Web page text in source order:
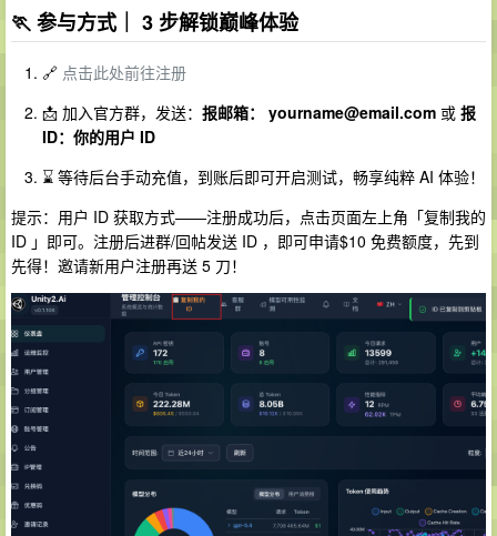
🏃 参与方式｜ 3 步解锁巅峰体验
🔗 点击此处前往注册
📩 加入官方群，发送： 报邮箱： yourname@email.com 或 报
ID：你的用户 ID
⌛ 等待后台手动充值，到账后即可开启测试，畅享纯粹 AI 体验！
提示：用户 ID 获取方式——注册成功后，点击页面左上角「复制我的
ID 」即可。注册后进群/回帖发送 ID ，即可申请$10 免费额度，先到
先得！邀请新用户注册再送 5 刀！